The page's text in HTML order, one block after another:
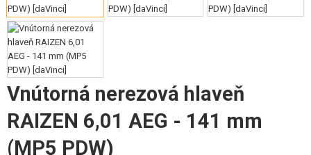
GRANÁTOMETY, GRANÁTY
GULIČKY, PLYN
AKUMULÁTORY, NABÍJAČKY
ZÁSOBNÍKY, PLNIČKY
OKULIARE, MASKY
Vnútorná nerezová hlaveň
RAIZEN 6,01 AEG - 141 mm
(MP5 PDW)